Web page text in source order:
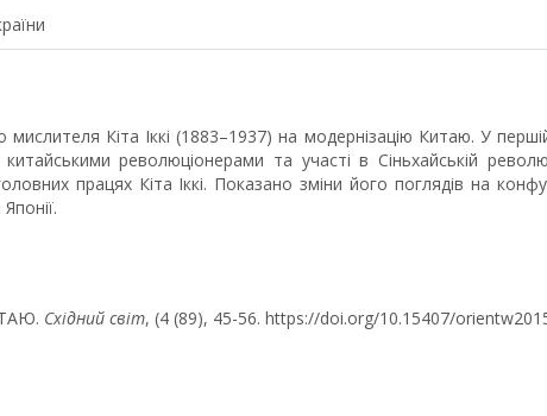
Кіта Іккі (1883–1937) на модернізацію Китаю. У
революціонерами та участі в Сіньхайській
працях Кіта Іккі. Показано зміни його поглядів на
Східний світ, (4 (89), 45-56. https://doi.org/10.15407/